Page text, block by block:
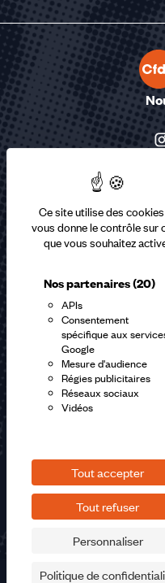
Ce site utilise des
vous donne le contrôle sur
que vous souhaitez
Nos partenaires(20)
APIs
Consentement
spécifique aux
Google
Mesure d'audience
Régies publicitaires
Réseaux sociaux
Vidéos
Tout accepter
Tout refuser
Personnaliser
Politique de
Abonnez-
En m'inscrivant à la
lapolitique de
Mentions